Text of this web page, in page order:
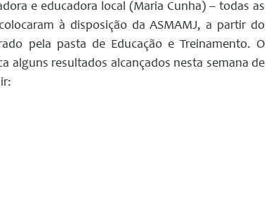
e educadora local (Maria Cunha) – todas as
à disposição da ASMAMJ, a partir do
pela pasta de Educação e Treinamento. O
alguns resultados alcançados nesta semana de